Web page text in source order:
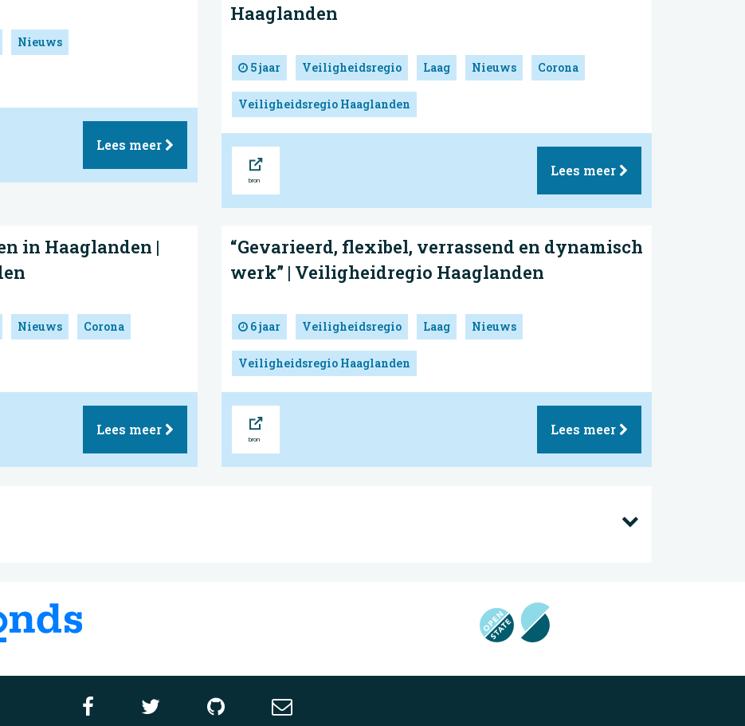
Nieuws
Lees meer
Haaglanden
5 jaar Veiligheidsregio Laag Nieuws Corona
Veiligheidsregio Haaglanden
Lees meer
in Haaglanden |
Nieuws Corona
Lees meer
“Gevarieerd, flexibel, verrassend en dynamisch
werk” | Veiligheidregio Haaglanden
6 jaar Veiligheidsregio Laag Nieuws
Veiligheidsregio Haaglanden
Lees meer